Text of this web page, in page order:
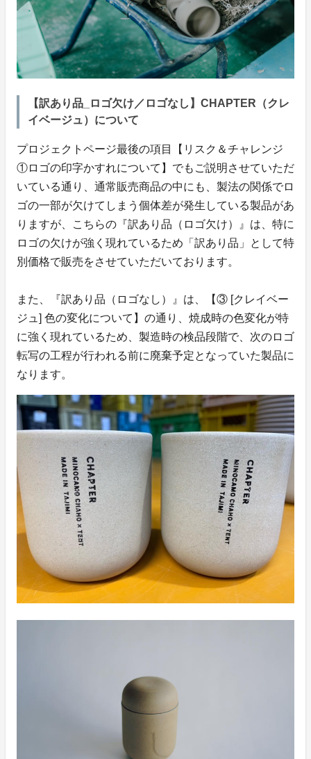
【訳あり品_ロゴ欠け／ロゴなし】CHAPTER（クレ
イベージュ）について
プロジェクトページ最後の項目【リスク＆チャレンジ
①ロゴの印字かすれについて】でもご説明させていただ
いている通り、通常販売商品の中にも、製法の関係でロ
ゴの一部が欠けてしまう個体差が発生している製品があ
りますが、こちらの『訳あり品（ロゴ欠け）』は、特に
ロゴの欠けが強く現れているため「訳あり品」として特
別価格で販売をさせていただいております。
また、『訳あり品（ロゴなし）』は、【③ [クレイベー
ジュ] 色の変化について】の通り、焼成時の色変化が特
に強く現れているため、製造時の検品段階で、次のロゴ
転写の工程が行われる前に廃棄予定となっていた製品に
なります。